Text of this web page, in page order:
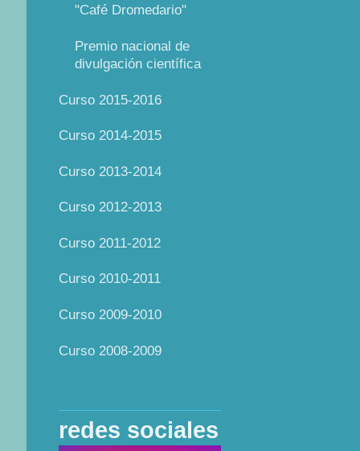
"Café Dromedario"
Premio nacional de
divulgación científica
Curso 2015-2016
Curso 2014-2015
Curso 2013-2014
Curso 2012-2013
Curso 2011-2012
Curso 2010-2011
Curso 2009-2010
Curso 2008-2009
redes sociales